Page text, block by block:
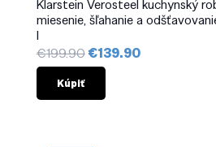
Klarstein Verosteel kuchynský
miesenie, šľahanie a
l
€199.90 Pôvodná
cena
€199.90.
€139.90Aktuálna
Kúpiť